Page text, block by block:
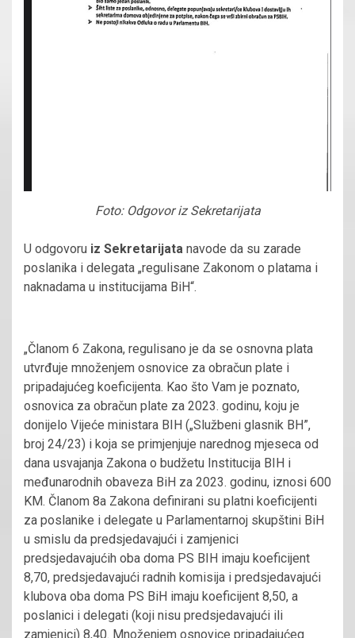
Foto: Odgovor iz Sekretarijata
U odgovoru iz Sekretarijata navode da su zarade
poslanika i delegata „regulisane Zakonom o platama i
naknadama u institucijama BiH“.
„Članom 6 Zakona, regulisano je da se osnovna plata
utvrđuje množenjem osnovice za obračun plate i
pripadajućeg koeficijenta. Kao što Vam je poznato,
osnovica za obračun plate za 2023. godinu, koju je
donijelo Vijeće ministara BIH („Službeni glasnik BH”,
broj 24/23) i koja se primjenjuje narednog mjeseca od
dana usvajanja Zakona o budžetu Institucija BIH i
međunarodnih obaveza BiH za 2023. godinu, iznosi 600
KM. Članom 8a Zakona definirani su platni koeficijenti
za poslanike i delegate u Parlamentarnoj skupštini BiH
u smislu da predsjedavajući i zamjenici
predsjedavajućih oba doma PS BIH imaju koeficijent
8,70, predsjedavajući radnih komisija i predsjedavajući
klubova oba doma PS BiH imaju koeficijent 8,50, a
poslanici i delegati (koji nisu predsjedavajući ili
zamjenici) 8,40. Množenjem osnovice pripadajućeg